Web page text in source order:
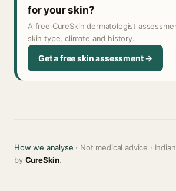
for your skin?
A free CureSkin dermatologist
skin type, climate and history.
Get a free skin assessment →
How we analyse · Not medical advice ·
by CureSkin.